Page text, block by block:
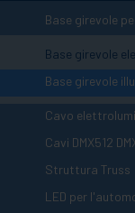
Base girevole
Base girevole
Base girevole
Cavo
Cavi DMX512
Struttura Truss
LED per